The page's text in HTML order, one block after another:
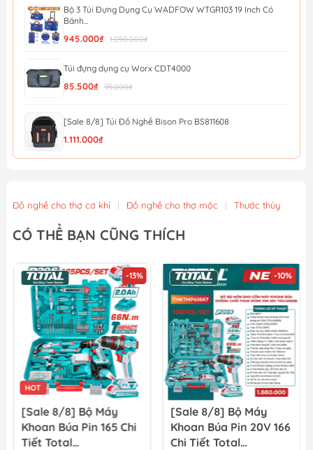
Bộ 3 Túi Đựng Dụng Cụ WADFOW WTGR103 19 Inch Có
Bánh...
945.000₫ 1.050.000₫
Túi đựng dụng cụ Worx CDT4000
85.500₫ 95.000₫
[Sale 8/8] Túi Đồ Nghề Bison Pro BS811608
1.111.000₫
Túi đựng dụng cụ đeo thắt lưng 7 ngăn Total THT16P40125
51.300₫
Túi vải đựng máy Worx 50028624
126.000₫ 140.000₫
Đồ nghề cho thợ cơ khí | Đồ nghề cho thợ mộc | Thước thủy
CÓ THỂ BẠN CŨNG THÍCH
-13%
HOT
[Sale 8/8] Bộ Máy
Khoan Búa Pin 165 Chi
Tiết Total
-10%
[Sale 8/8] Bộ Máy
Khoan Búa Pin 20V 166
Chi Tiết Total